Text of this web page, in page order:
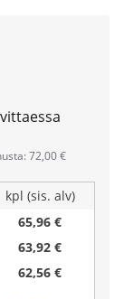
72,00 €
kpl (sis. alv)
65,96 €
63,92 €
62,56 €